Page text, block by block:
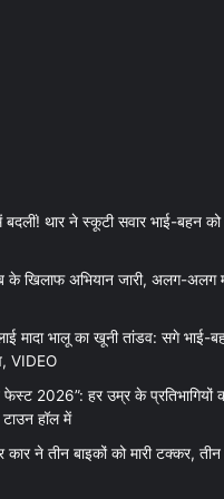
बदलीं! थार ने स्कूटी सवार भाई-बहन
के खिलाफ अभियान जारी, अलग-अलग
मादा भालू का खूनी तांडव: सगे भाई-
VIDEO
फेस्ट 2026”: हर उम्र के प्रतिभागियों
हॉल में
ने तीन बाइकों को मारी टक्कर,